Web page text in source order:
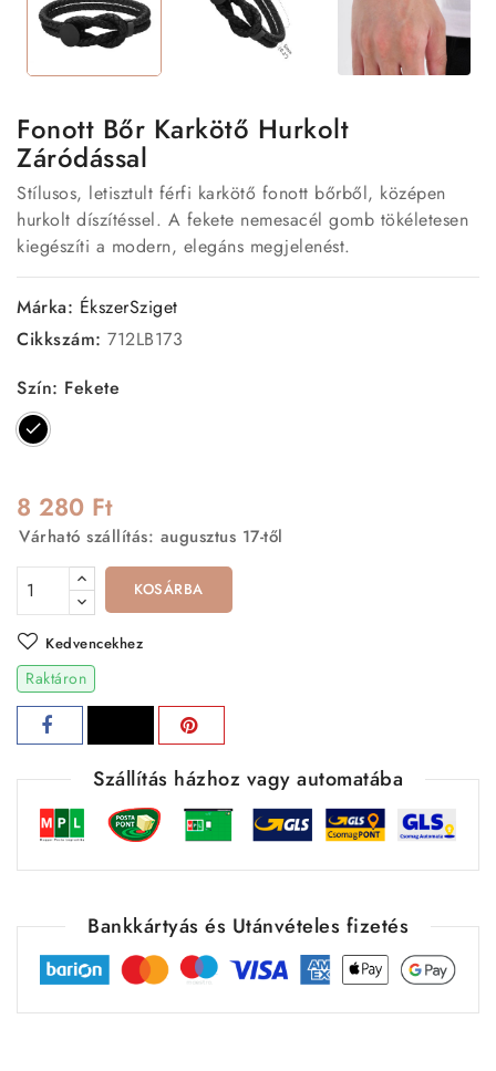
Fonott Bőr Karkötő Hurkolt
Záródással
Stílusos, letisztult férfi karkötő fonott bőrből, középen
hurkolt díszítéssel. A fekete nemesacél gomb tökéletesen
kiegészíti a modern, elegáns megjelenést.
Márka: ÉkszerSziget
Cikkszám: 712LB173
Szín: Fekete
Fekete
8 280 Ft
Várható szállítás: augusztus 17-től
KOSÁRBA
Kedvencekhez
Raktáron
Szállítás házhoz vagy automatába
Bankkártyás és Utánvételes fizetés